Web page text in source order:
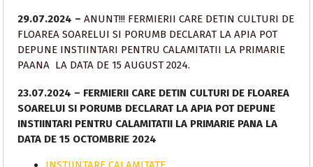
29.07.2024 – ANUNT!!! FERMIERII CARE DETIN CULTURI DE
FLOAREA SOARELUI SI PORUMB DECLARAT LA APIA POT
DEPUNE INSTIINTARI PENTRU CALAMITATII LA PRIMARIE
PAANA LA DATA DE 15 AUGUST 2024.
23.07.2024 – FERMIERII CARE DETIN CULTURI DE FLOAREA
SOARELUI SI PORUMB DECLARAT LA APIA POT DEPUNE
INSTIINTARI PENTRU CALAMITATII LA PRIMARIE PANA LA
DATA DE 15 OCTOMBRIE 2024